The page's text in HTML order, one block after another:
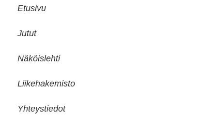
Etusivu
Jutut
Näköislehti
Liikehakemisto
Yhteystiedot